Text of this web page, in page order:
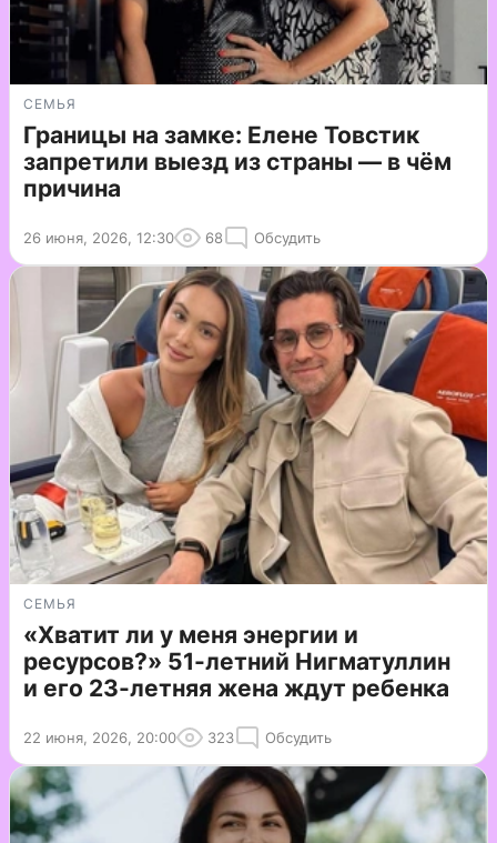
СЕМЬЯ
Границы на замке: Елене Товстик
запретили выезд из страны — в чём
причина
26 июня, 2026, 12:30 68 Обсудить
СЕМЬЯ
«Хватит ли у меня энергии и
ресурсов?» 51-летний Нигматуллин
и его 23-летняя жена ждут ребенка
22 июня, 2026, 20:00 323 Обсудить